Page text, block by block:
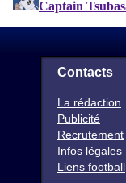
Contacts
La rédaction
Publicité
Recrutement
Infos légales
Liens football